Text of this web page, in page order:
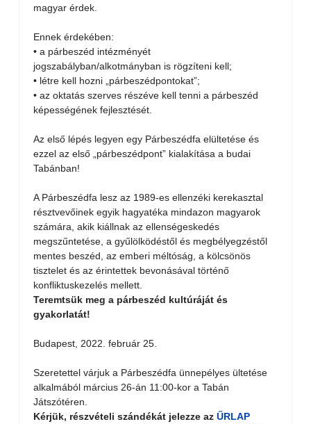
magyar érdek.
Ennek érdekében:
• a párbeszéd intézményét
jogszabályban/alkotmányban is rögzíteni kell;
• létre kell hozni „párbeszédpontokat”;
• az oktatás szerves részéve kell tenni a párbeszéd
képességének fejlesztését.
Az első lépés legyen egy Párbeszédfa elültetése és
ezzel az első „párbeszédpont” kialakítása a budai
Tabánban!
A Párbeszédfa lesz az 1989-es ellenzéki kerekasztal
résztvevőinek egyik hagyatéka mindazon magyarok
számára, akik kiállnak az ellenségeskedés
megszűntetése, a gyűlölködéstől és megbélyegzéstől
mentes beszéd, az emberi méltóság, a kölcsönös
tisztelet és az érintettek bevonásával történő
konfliktuskezelés mellett.
Teremtsük meg a párbeszéd kultúráját és
gyakorlatát!
Budapest, 2022. február 25.
Szeretettel várjuk a Párbeszédfa ünnepélyes ültetése
alkalmából március 26-án 11:00-kor a Tabán
Játszótéren.
Kérjük, részvételi szándékát jelezze az ŰRLAP